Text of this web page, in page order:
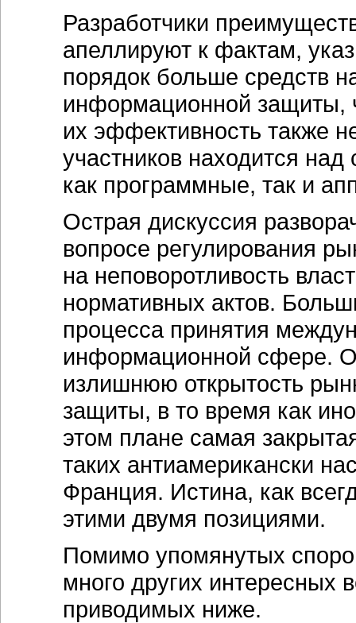
Разработчики
апеллируют к фактам,
порядок больше средств
информационной защиты,
их эффективность также
участников находится
как программные, так и
Острая дискуссия
вопросе регулирования
на неповоротливость
нормативных актов.
процесса принятия
информационной сфере.
излишнюю открытость
защиты, в то время как
этом плане самая
таких антиамерикански
Франция. Истина, как
этими двумя позициями.
Помимо упомянутых
много других интересных
приводимых ниже.